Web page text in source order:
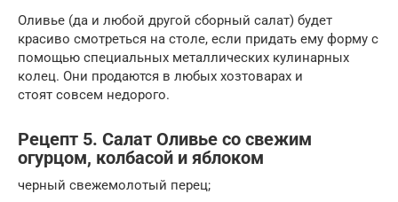
Оливье (да и любой другой сборный салат) будет
красиво смотреться на столе, если придать ему форму с
помощью специальных металлических кулинарных
колец. Они продаются в любых хозтоварах и
стоят совсем недорого.
Рецепт 5. Салат Оливье со свежим
огурцом, колбасой и яблоком
черный свежемолотый перец;